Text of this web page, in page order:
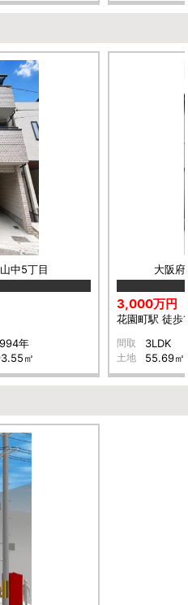
中5丁目
年
㎡
大阪
3,000万円
花園町駅 徒歩
間取 3LDK
土地 55.69㎡